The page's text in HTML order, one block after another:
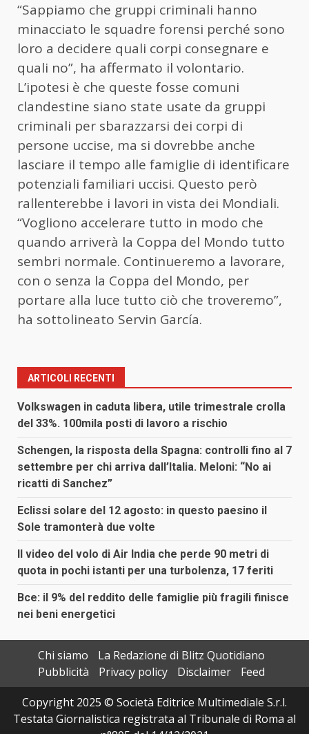
“Sappiamo che gruppi criminali hanno
minacciato le squadre forensi perché sono
loro a decidere quali corpi consegnare e
quali no”, ha affermato il volontario.
L’ipotesi è che queste fosse comuni
clandestine siano state usate da gruppi
criminali per sbarazzarsi dei corpi di
persone uccise, ma si dovrebbe anche
lasciare il tempo alle famiglie di identificare
potenziali familiari uccisi. Questo però
rallenterebbe i lavori in vista dei Mondiali.
“Vogliono accelerare tutto in modo che
quando arriverà la Coppa del Mondo tutto
sembri normale. Continueremo a lavorare,
con o senza la Coppa del Mondo, per
portare alla luce tutto ciò che troveremo”,
ha sottolineato Servin García.
ARTICOLI RECENTI
Volkswagen in caduta libera, utile trimestrale crolla
del 33%. 100mila posti di lavoro a rischio
Schengen, la risposta della Spagna: controlli fino al 7
settembre per chi arriva dall’Italia. Meloni: “No ai
ricatti di Sanchez”
Eclissi solare del 12 agosto: in questo paesino il
Sole tramonterà due volte
Il video del volo di Air India che perde 90 metri di
quota in pochi istanti per una turbolenza, 17 feriti
Bce: il 9% del reddito delle famiglie più fragili finisce
nei beni energetici
Chi siamo
La Redazione di Blitz Quotidiano
Pubblicità
Privacy policy Disclaimer
Feed
Copyright 2025 © Società Editrice Multimediale S.r.l.
Testata Giornalistica registrata al Tribunale di Roma al